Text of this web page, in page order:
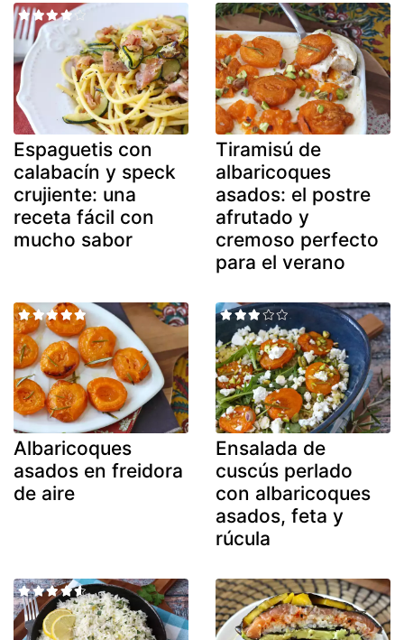
Espaguetis con
calabacín y speck
crujiente: una
receta fácil con
mucho sabor
Tiramisú de
albaricoques
asados: el postre
afrutado y
cremoso perfecto
para el verano
Albaricoques
asados en freidora
de aire
Ensalada de
cuscús perlado
con albaricoques
asados, feta y
rúcula